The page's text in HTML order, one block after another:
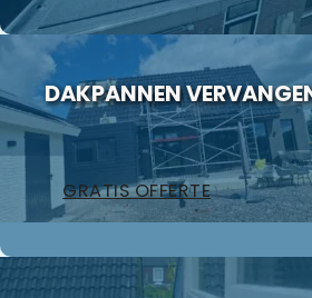
DAKPANNEN
GRATIS OFFERTE